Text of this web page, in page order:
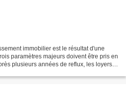
immobilier est le résultat d'une
paramètres majeurs doivent être pris en
plusieurs années de reflux, les loyers